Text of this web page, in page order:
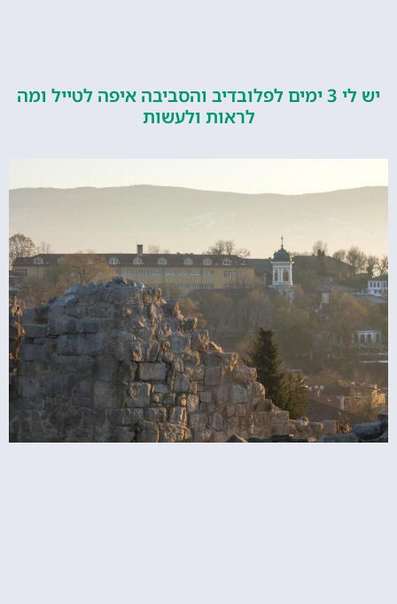
יש לי 3 ימים לפלובדיב והסביבה איפה לטייל ומה
לראות ולעשות